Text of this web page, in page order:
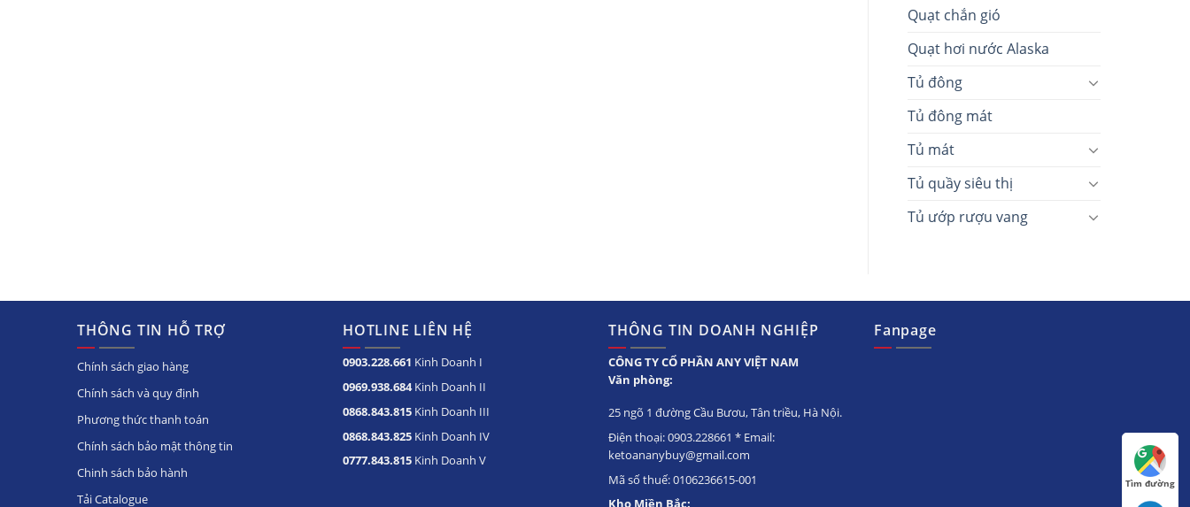
Quạt chắn gió
Quạt hơi nước Alaska
Tủ đông
Tủ đông mát
Tủ mát
Tủ quầy siêu thị
Tủ ướp rượu vang
THÔNG TIN HỖ TRỢ
Chính sách giao hàng
Chính sách và quy định
Phương thức thanh toán
Chính sách bảo mật thông tin
Chinh sách bảo hành
Tải Catalogue
HOTLINE LIÊN HỆ
0903.228.661 Kinh Doanh I
0969.938.684Kinh Doanh II
0868.843.815 Kinh Doanh III
0868.843.825 Kinh Doanh IV
0777.843.815 Kinh Doanh V
THÔNG TIN DOANH NGHIỆP
CÔNG TY CỔ PHẦN ANY VIỆT NAM
Văn phòng:
25 ngõ 1 đường Cầu Bươu, Tân triều, Hà Nội.
Điện thoại: 0903.228661 * Email:
ketoananybuy@gmail.com
Mã số thuế: 0106236615-001
Kho Miền Bắc:
Fanpage
Tìm đường